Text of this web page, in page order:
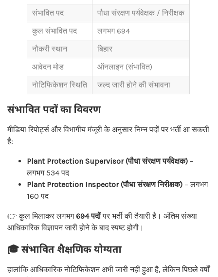
संभावित पद
पौधा संरक्षण पर्यवेक्षक / निरीक्षक
कुल संभावित पद
लगभग 694
नौकरी स्थान
बिहार
आवेदन मोड
ऑनलाइन (संभावित)
नोटिफिकेशन स्थिति
जल्द जारी होने की संभावना
संभावित पदों का विवरण
मीडिया रिपोर्ट्स और विभागीय मंजूरी के अनुसार निम्न पदों पर भर्ती आ सकती
है:
Plant Protection Supervisor (पौधा संरक्षण पर्यवेक्षक) –
लगभग 534 पद
Plant Protection Inspector (पौधा संरक्षण निरीक्षक) – लगभग
160 पद
👉 कुल मिलाकर लगभग694 पदोंपर भर्ती की तैयारी है। अंतिम संख्या
आधिकारिक विज्ञापन जारी होने के बाद स्पष्ट होगी।
🎓 संभावित शैक्षणिक योग्यता
हालांकि आधिकारिक नोटिफिकेशन अभी जारी नहीं हुआ है, लेकिन पिछले वर्षों